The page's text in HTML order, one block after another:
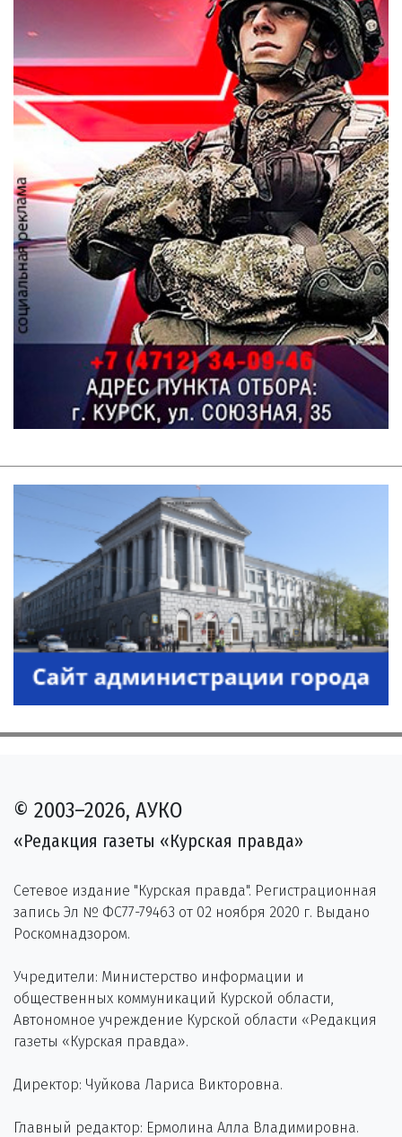
© 2003–2026, АУКО
«Редакция газеты «Курская правда»
Сетевое издание "Курская правда". Регистрационная
запись Эл № ФС77-79463 от 02 ноября 2020 г. Выдано
Роскомнадзором.
Учредители: Министерство информации и
общественных коммуникаций Курской области,
Автономное учреждение Курской области «Редакция
газеты «Курская правда».
Директор: Чуйкова Лариса Викторовна.
Главный редактор: Ермолина Алла Владимировна.